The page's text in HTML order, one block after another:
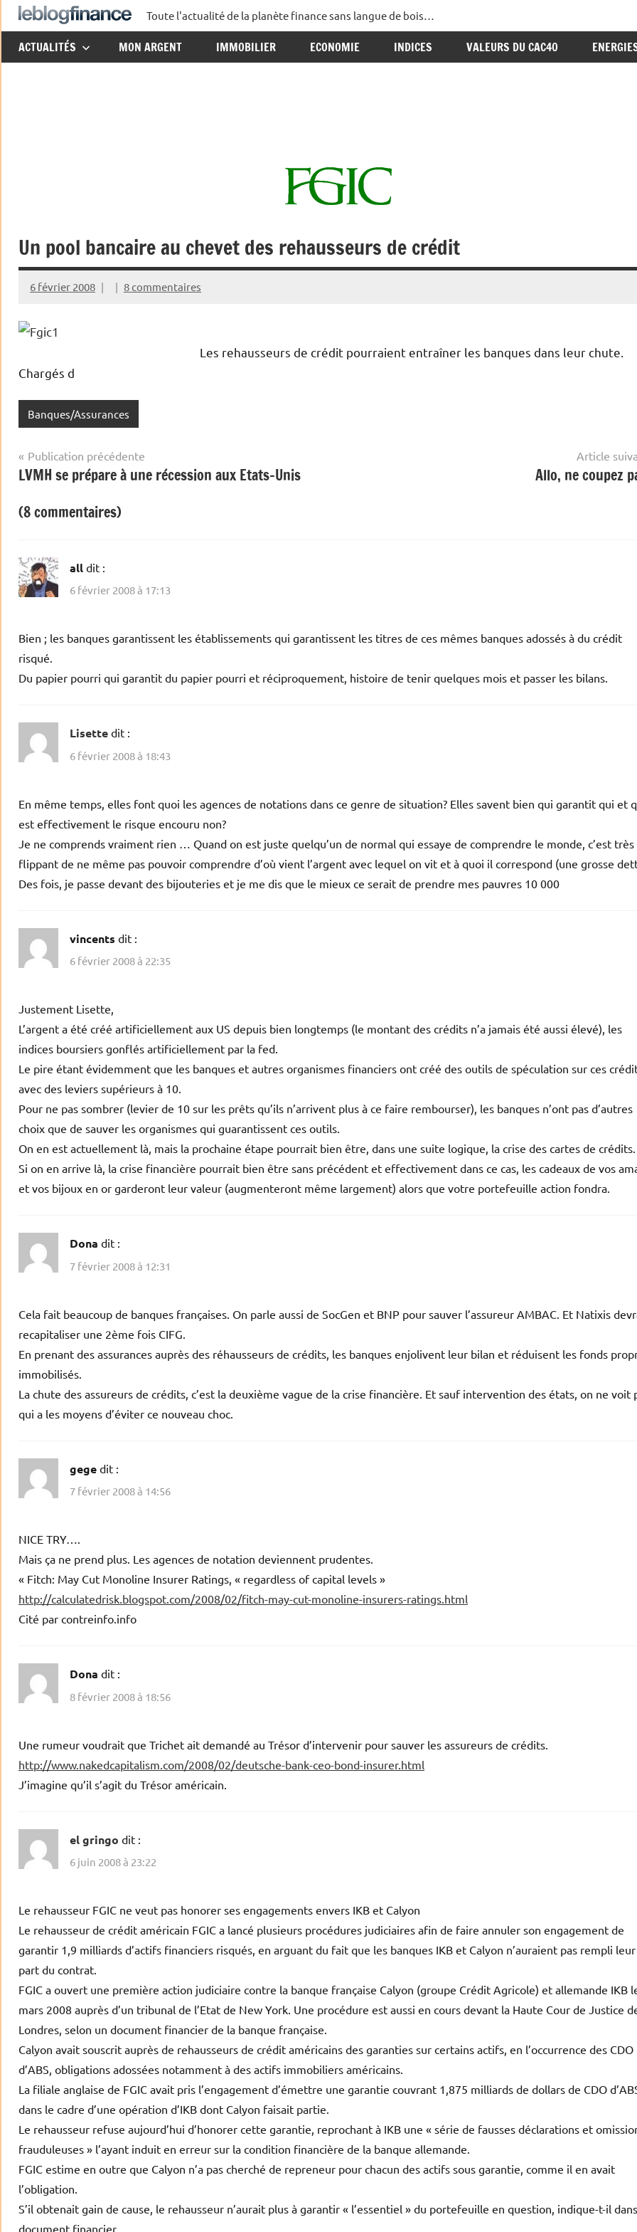
Aller
au
contenu
Le
Blog
Toute l'actualité de la planète finance sans langue de bois…
ACTUALITÉS MON ARGENT IMMOBILIER ECONOMIE INDICES VALEURS DU CAC40
Un pool bancaire au chevet des rehausseurs de crédit
6 février 2008 8 commentaires
Les rehausseurs de crédit pourraient entraîner les banques dans leur chute.
Chargés d
Banques/Assurances
Navigation
de
l’article
Publication précédente
LVMH se prépare à une récession aux Etats-Unis
Article
Allo, ne coupez
(8 commentaires)
all dit :
6 février 2008 à 17:13
Bien ; les banques garantissent les établissements qui garantissent les titres de ces mêmes banques adossés à du crédit
risqué.
Du papier pourri qui garantit du papier pourri et réciproquement, histoire de tenir quelques mois et passer les bilans.
Lisette dit :
6 février 2008 à 18:43
En même temps, elles font quoi les agences de notations dans ce genre de situation? Elles savent bien qui garantit qui et
est effectivement le risque encouru non?
Je ne comprends vraiment rien … Quand on est juste quelqu’un de normal qui essaye de comprendre le monde, c’est très
flippant de ne même pas pouvoir comprendre d’où vient l’argent avec lequel on vit et à quoi il correspond (une grosse
Des fois, je passe devant des bijouteries et je me dis que le mieux ce serait de prendre mes pauvres 10 000
vincents dit :
6 février 2008 à 22:35
Justement Lisette,
L’argent a été créé artificiellement aux US depuis bien longtemps (le montant des crédits n’a jamais été aussi élevé), les
indices boursiers gonflés artificiellement par la fed.
Le pire étant évidemment que les banques et autres organismes financiers ont créé des outils de spéculation sur ces
avec des leviers supérieurs à 10.
Pour ne pas sombrer (levier de 10 sur les prêts qu’ils n’arrivent plus à ce faire rembourser), les banques n’ont pas d’autres
choix que de sauver les organismes qui guarantissent ces outils.
On en est actuellement là, mais la prochaine étape pourrait bien être, dans une suite logique, la crise des cartes de crédits.
Si on en arrive là, la crise financière pourrait bien être sans précédent et effectivement dans ce cas, les cadeaux de vos
et vos bijoux en or garderont leur valeur (augmenteront même largement) alors que votre portefeuille action fondra.
Dona dit :
7 février 2008 à 12:31
Cela fait beaucoup de banques françaises. On parle aussi de SocGen et BNP pour sauver l’assureur AMBAC. Et Natixis
recapitaliser une 2ème fois CIFG.
En prenant des assurances auprès des réhausseurs de crédits, les banques enjolivent leur bilan et réduisent les fonds
immobilisés.
La chute des assureurs de crédits, c’est la deuxième vague de la crise financière. Et sauf intervention des états, on ne voit
qui a les moyens d’éviter ce nouveau choc.
gege dit :
7 février 2008 à 14:56
NICE TRY….
Mais ça ne prend plus. Les agences de notation deviennent prudentes.
« Fitch: May Cut Monoline Insurer Ratings, « regardless of capital levels »
http://calculatedrisk.blogspot.com/2008/02/fitch-may-cut-monoline-insurers-ratings.html
Cité par contreinfo.info
Dona dit :
8 février 2008 à 18:56
Une rumeur voudrait que Trichet ait demandé au Trésor d’intervenir pour sauver les assureurs de crédits.
http://www.nakedcapitalism.com/2008/02/deutsche-bank-ceo-bond-insurer.html
J’imagine qu’il s’agit du Trésor américain.
el gringo dit :
6 juin 2008 à 23:22
Le rehausseur FGIC ne veut pas honorer ses engagements envers IKB et Calyon
Le rehausseur de crédit américain FGIC a lancé plusieurs procédures judiciaires afin de faire annuler son engagement de
garantir 1,9 milliards d’actifs financiers risqués, en arguant du fait que les banques IKB et Calyon n’auraient pas rempli leur
part du contrat.
FGIC a ouvert une première action judiciaire contre la banque française Calyon (groupe Crédit Agricole) et allemande IKB
mars 2008 auprès d’un tribunal de l’Etat de New York. Une procédure est aussi en cours devant la Haute Cour de Justice
Londres, selon un document financier de la banque française.
Calyon avait souscrit auprès de rehausseurs de crédit américains des garanties sur certains actifs, en l’occurrence des CDO
d’ABS, obligations adossées notamment à des actifs immobiliers américains.
La filiale anglaise de FGIC avait pris l’engagement d’émettre une garantie couvrant 1,875 milliards de dollars de CDO
dans le cadre d’une opération d’IKB dont Calyon faisait partie.
Le rehausseur refuse aujourd’hui d’honorer cette garantie, reprochant à IKB une « série de fausses déclarations et
frauduleuses » l’ayant induit en erreur sur la condition financière de la banque allemande.
FGIC estime en outre que Calyon n’a pas cherché de repreneur pour chacun des actifs sous garantie, comme il en avait
l’obligation.
S’il obtenait gain de cause, le rehausseur n’aurait plus à garantir « l’essentiel » du portefeuille en question, indique-t-il
document financier.